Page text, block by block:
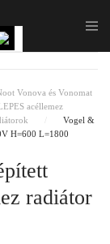
Vonova és Vonomat
acéllemez
Vogel &
H=600 L=1800
radiátor